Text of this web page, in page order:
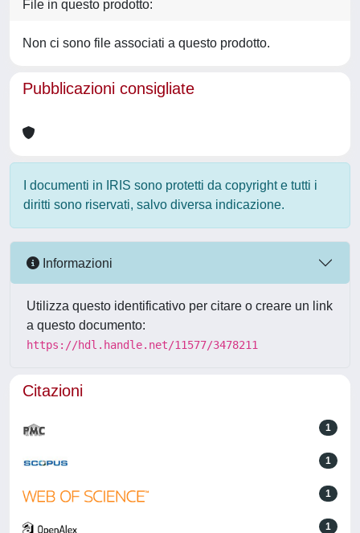
File in questo prodotto:
Non ci sono file associati a questo prodotto.
Pubblicazioni consigliate
I documenti in IRIS sono protetti da copyright e tutti i
diritti sono riservati, salvo diversa indicazione.
Informazioni
Utilizza questo identificativo per citare o creare un link
a questo documento:
https://hdl.handle.net/11577/3478211
Citazioni
1
1
1
1